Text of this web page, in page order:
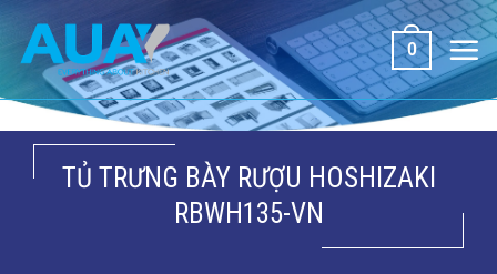
dung
0
TỦ TRƯNG BÀY RƯỢU HOSHIZAKI
RBWH135-VN